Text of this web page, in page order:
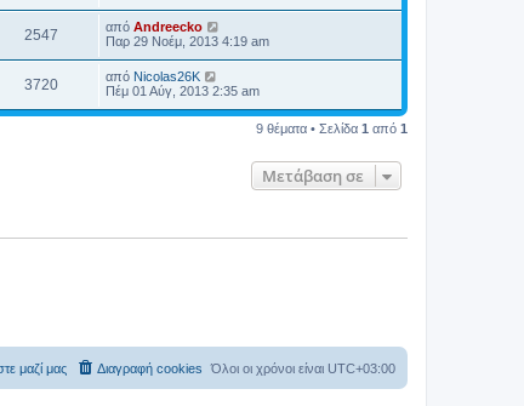
2547 από Andreecko
Παρ 29 Νοέμ, 2013 4:19 am
3720 από Nicolas26K
Πέμ 01 Αύγ, 2013 2:35 am
9 θέματα • Σελίδα 1 από 1
Μετάβαση σε
Όλοι οι χρόνοι είναι UTC+03:00
Διαγραφή cookies
μαζί μας